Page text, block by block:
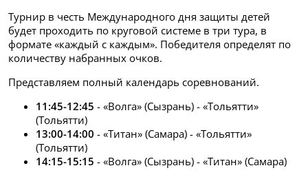
Турнир в честь Международного дня защиты детей
будет проходить по круговой системе в три тура, в
формате «каждый с каждым». Победителя определят по
количеству набранных очков.
Представляем полный календарь соревнований.
11:45-12:45 - «Волга» (Сызрань) - «Тольятти»
(Тольятти)
13:00-14:00 - «Титан» (Самара) - «Тольятти»
(Тольятти)
14:15-15:15 - «Волга» (Сызрань) - «Титан» (Самара)